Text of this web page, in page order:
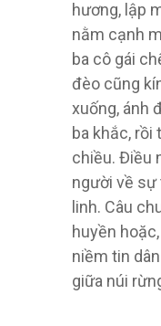
hương, lập
nằm cạnh
ba cô gái
đèo cũng
xuống, ánh
ba khắc, rồi
chiều. Điều
người về sự
linh. Câu
huyền
niềm tin
giữa núi